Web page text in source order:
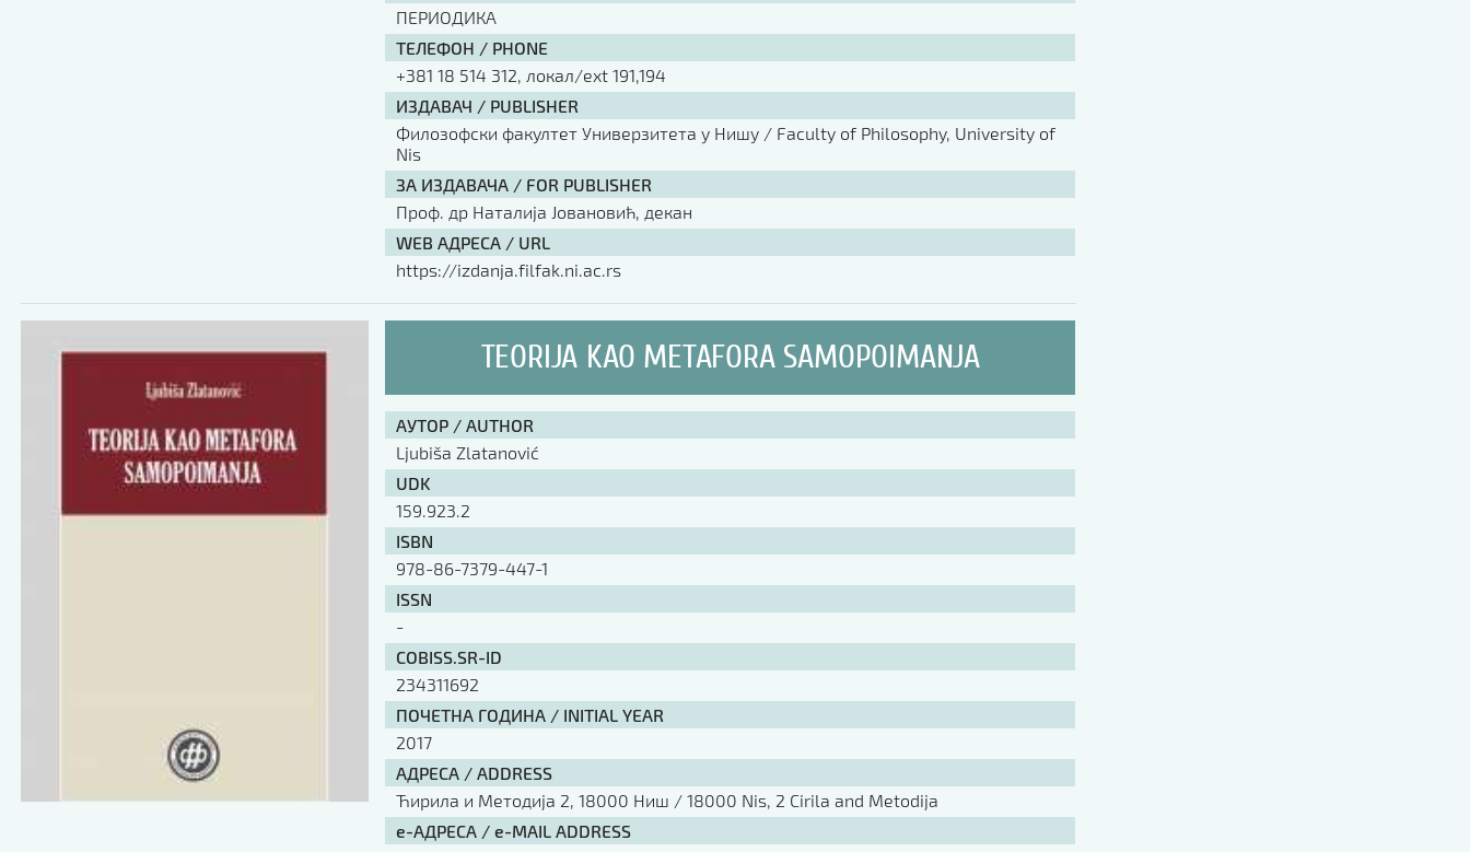
ПЕРИОДИКА
ТЕЛЕФОН / PHONE
+381 18 514 312, локал/ext 191,194
ИЗДАВАЧ / PUBLISHER
Филозофски факултет Универзитета у Нишу / Faculty of Philosophy, University of
Nis
ЗА ИЗДАВАЧА / FOR PUBLISHER
Проф. др Наталија Јовановић, декан
WEB АДРЕСА / URL
https://izdanja.filfak.ni.ac.rs
TEORIJA KAO METAFORA SAMOPOIMANJA
АУТОР / AUTHOR
Ljubiša Zlatanović
UDK
159.923.2
ISBN
978-86-7379-447-1
ISSN
-
COBISS.SR-ID
234311692
ПОЧЕТНА ГОДИНА / INITIAL YEAR
2017
АДРЕСА / ADDRESS
Ћирила и Методија 2, 18000 Ниш / 18000 Nis, 2 Cirila and Metodija
е-АДРЕСА / e-MAIL ADDRESS